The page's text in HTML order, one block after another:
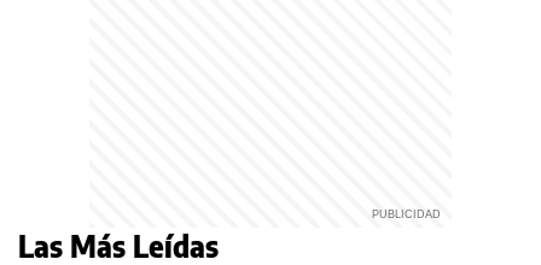
Las Más Leídas